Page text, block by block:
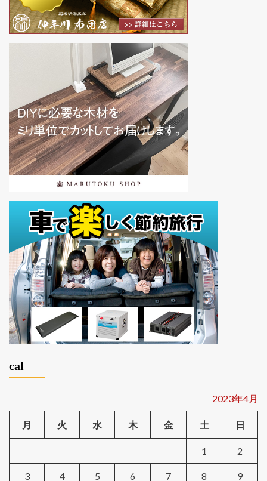
cal
2023年4月
月 火 水 木 金 土 日
1 2
3 4 5 6 7 8 9